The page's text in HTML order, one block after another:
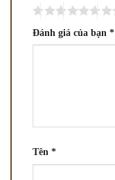
Đánh giá của bạn *
Tên *